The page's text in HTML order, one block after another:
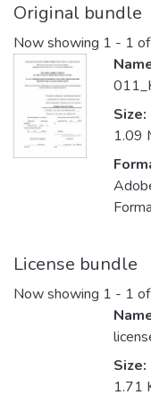
Original bundle
Now showing 1 - 1
Size:
1.09
License bundle
Now showing 1 - 1
Size:
1.71